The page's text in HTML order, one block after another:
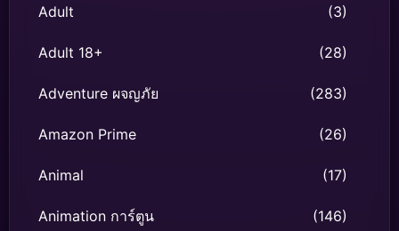
Adult (3)
Adult 18+ (28)
Adventure ผจญภัย (283)
Amazon Prime (26)
Animal (17)
Animation การ์ตูน (146)